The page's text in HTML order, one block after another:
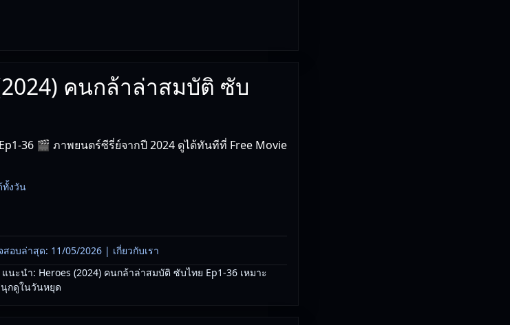
คนกล้าล่าสมบัติ ซับ
36 🎬 ภาพยนตร์ซีรี่ย์จากปี 2024 ดูได้ทันทีที่ Free Movie
ทั้งวัน
อบล่าสุด: 11/05/2026 | เกี่ยวกับเรา
นะนำ: Heroes (2024) คนกล้าล่าสมบัติ ซับไทย Ep1-36 เหมาะ
กดูในวันหยุด